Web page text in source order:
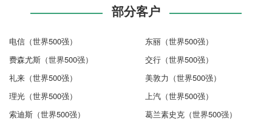
部分客户
电信（世界500强）
东丽（世界500强）
费森尤斯（世界500强）
交行（世界500强）
礼来（世界500强）
美敦力（世界500强）
理光（世界500强）
上汽（世界500强）
索迪斯（世界500强）
葛兰素史克（世界500强）